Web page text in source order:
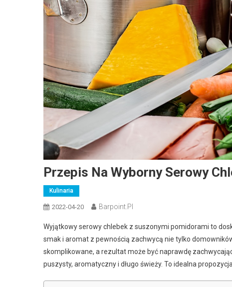
Przepis Na Wyborny Serowy
Kulinaria
2022-04-20 Barpoint.pl
Wyjątkowy serowy chlebek z suszonymi pomidorami to
smak i aromat z pewnością zachwycą nie tylko
skomplikowane, a rezultat może być naprawdę
puszysty, aromatyczny i długo świeży. To idealna